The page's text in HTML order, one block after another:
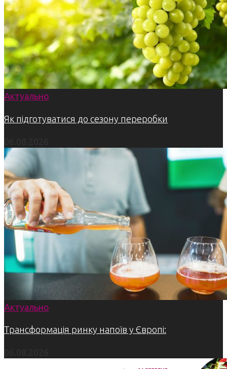
Актуально
Як підготуватися до сезону переробки
Актуально
Трансформація ринку напоїв у Європі: